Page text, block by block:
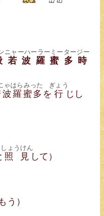
若波羅蜜多時
ニャーハーラーミータージー
羅蜜多
ゃはらみった
を 行
ぎょう
じし
照見
しょうけん
して）
う）